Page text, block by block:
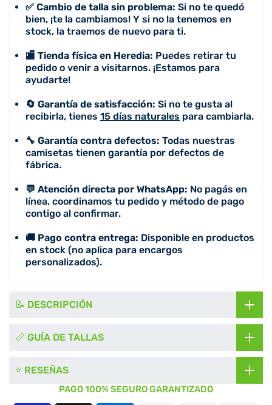
✅ Cambio de talla sin problema: Si no te quedó
bien, ¡te la cambiamos! Y si no la tenemos en
stock, la traemos de nuevo para ti.
🏬 Tienda física en Heredia: Puedes retirar tu
pedido o venir a visitarnos. ¡Estamos para
ayudarte!
🔄 Garantía de satisfacción: Si no te gusta al
recibirla, tienes 15 días naturales para cambiarla.
🔧 Garantía contra defectos: Todas nuestras
camisetas tienen garantía por defectos de
fábrica.
💬 Atención directa por WhatsApp: No pagás en
línea, coordinamos tu pedido y método de pago
contigo al confirmar.
🚚 Pago contra entrega: Disponible en productos
en stock (no aplica para encargos
personalizados).
📝 DESCRIPCIÓN
📏 GUÍA DE TALLAS
⭐ RESEÑAS
PAGO 100% SEGURO GARANTIZADO